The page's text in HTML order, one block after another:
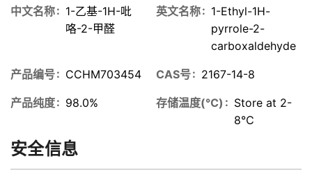
中文名称
1-乙基-1H-吡
咯-2-甲醛
英文名称
1-Ethyl-1H-
pyrrole-2-
carboxaldehyde
产品编号 CCHM703454 CAS号 2167-14-8
产品纯度 98.0% 存储温度(℃)
Store at 2-
8℃
安全信息